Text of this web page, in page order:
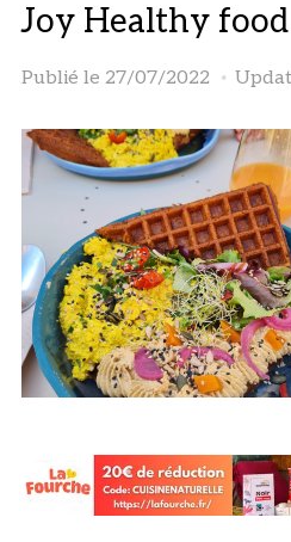
Joy Healthy food
Publié le 27/07/2022